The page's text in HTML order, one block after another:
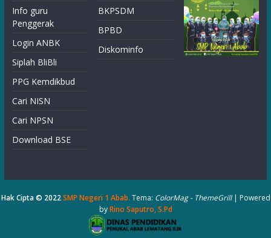
Info guru
Penggerak
Login ANBK
Siplah BliBli
PPG Kemdikbud
Cari NISN
Cari NPSN
Download BSE
BKPSDM
BPBD
Diskominfo
Hak Cipta © 2022 SMP Negeri 1 Abab. Tema: ColorMag - ThemeGrill| Powered
by Rino Saputro, S.Pd